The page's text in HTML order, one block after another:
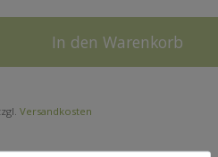
In den Warenkorb
Versandkosten